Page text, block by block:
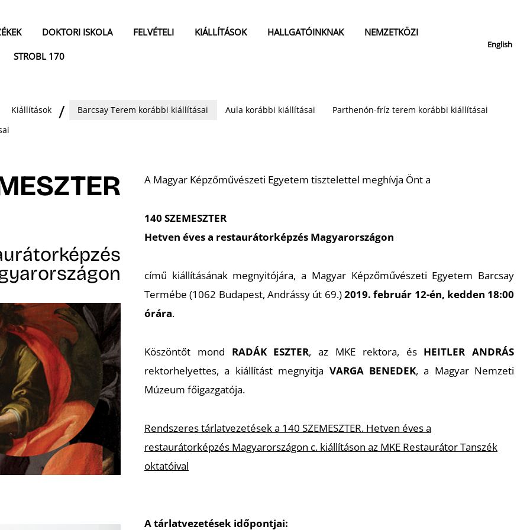
DOKTORI ISKOLA FELVÉTELI KIÁLLÍTÁSOK HALLGATÓINKNAK
NEMZETKÖZI
STROBL 170
English
Kiállítások Barcsay Terem korábbi kiállításai Aula korábbi kiállításai
Parthenón-fríz terem korábbi kiállításai
A Magyar Képzőművészeti Egyetem tisztelettel meghívja Önt a
140 SZEMESZTER
Hetven éves a restaurátorképzés Magyarországon
című kiállításának megnyitójára, a Magyar Képzőművészeti Egyetem Barcsay
Termébe (1062 Budapest, Andrássy út 69.)2019. február 12-én, kedden 18:00
órára.
Köszöntőt mond RADÁK ESZTER, az MKE rektora, és HEITLER ANDRÁS
rektorhelyettes, a kiállítást megnyitja VARGA BENEDEK, a Magyar Nemzeti
Múzeum főigazgatója.
Rendszeres tárlatvezetések a 140 SZEMESZTER. Hetven éves a
restaurátorképzés Magyarországon c. kiállításon az MKE Restaurátor Tanszék
oktatóival
A tárlatvezetések időpontjai: